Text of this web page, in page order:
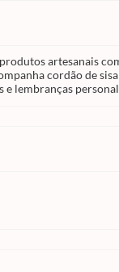
artesanais
cordão de
lembranças